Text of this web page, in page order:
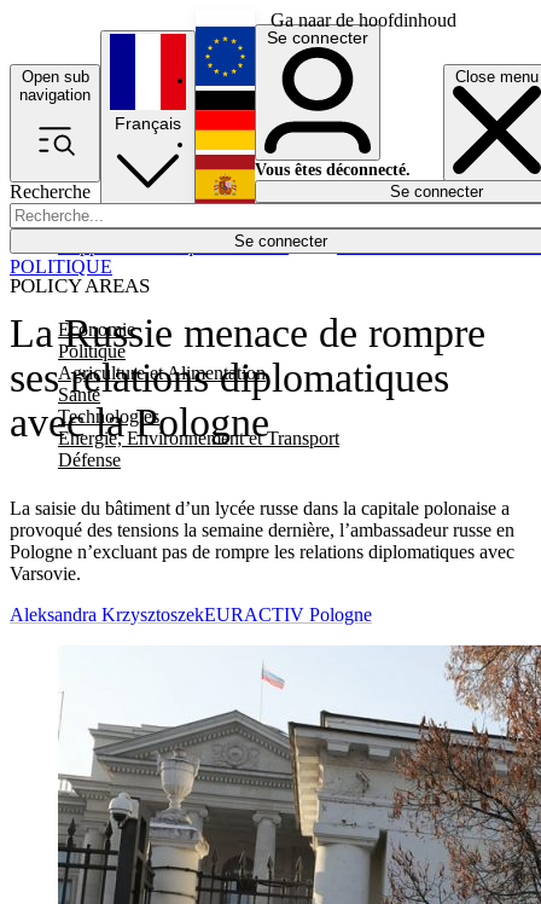
Ga naar de hoofdinhoud
Open sub
navigation
Close menu
Recherche
Se connecter
POLICY AREAS
Economie
Politique
Agriculture et Alimentation
Santé
Technologies
Energie, Environnement et Transport
Défense
Économie
Français
English
Deutsch
Español
Se connecter
Vous êtes déconnecté.
Se connecter
La Russie menace de rompre
ses relations diplomatiques
avec la Pologne
La saisie du bâtiment d’un lycée russe dans la capitale polonaise a
provoqué des tensions la semaine dernière, l’ambassadeur russe en
Pologne n’excluant pas de rompre les relations diplomatiques avec
Varsovie.
POLITIQUE
Aleksandra KrzysztoszekEURACTIV Pologne